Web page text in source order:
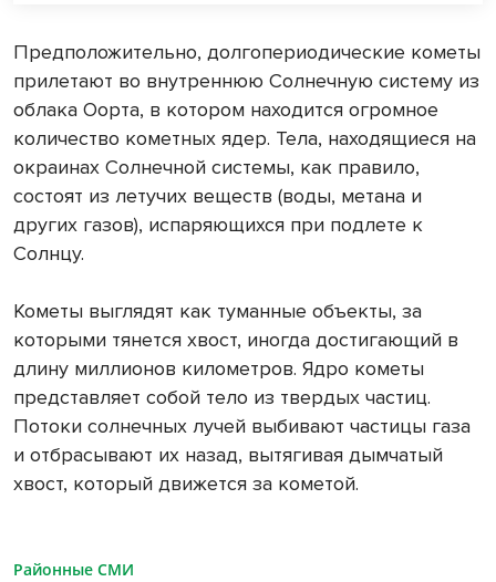
Предположительно, долгопериодические кометы
прилетают во внутреннюю Солнечную систему из
облака Оорта, в котором находится огромное
количество кометных ядер. Тела, находящиеся на
окраинах Солнечной системы, как правило,
состоят из летучих веществ (воды, метана и
других газов), испаряющихся при подлете к
Солнцу.
Кометы выглядят как туманные объекты, за
которыми тянется хвост, иногда достигающий в
длину миллионов километров. Ядро кометы
представляет собой тело из твердых частиц.
Потоки солнечных лучей выбивают частицы газа
и отбрасывают их назад, вытягивая дымчатый
хвост, который движется за кометой.
Районные СМИ